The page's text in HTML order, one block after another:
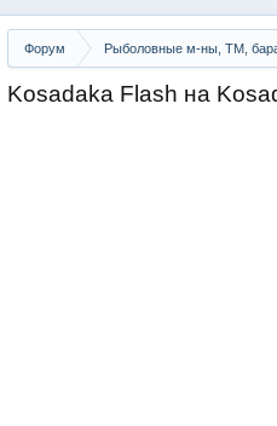
Форум
Kosadaka Flash на